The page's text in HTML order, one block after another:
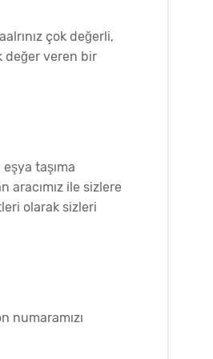
çok değerli,
değer veren bir
taşıma
ile sizlere
olarak sizleri
numaramızı